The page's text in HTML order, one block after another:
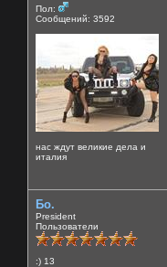
Пол:
Сообщений: 3592
нас ждут великие дела и
италия
Бо.
President
Пользователи
:) 13